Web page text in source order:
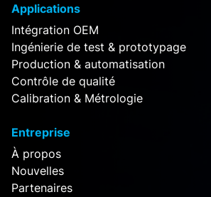
Applications
Intégration OEM
Ingénierie de test & prototypage
Production & automatisation
Contrôle de qualité
Calibration & Métrologie
Entreprise
À propos
Nouvelles
Partenaires